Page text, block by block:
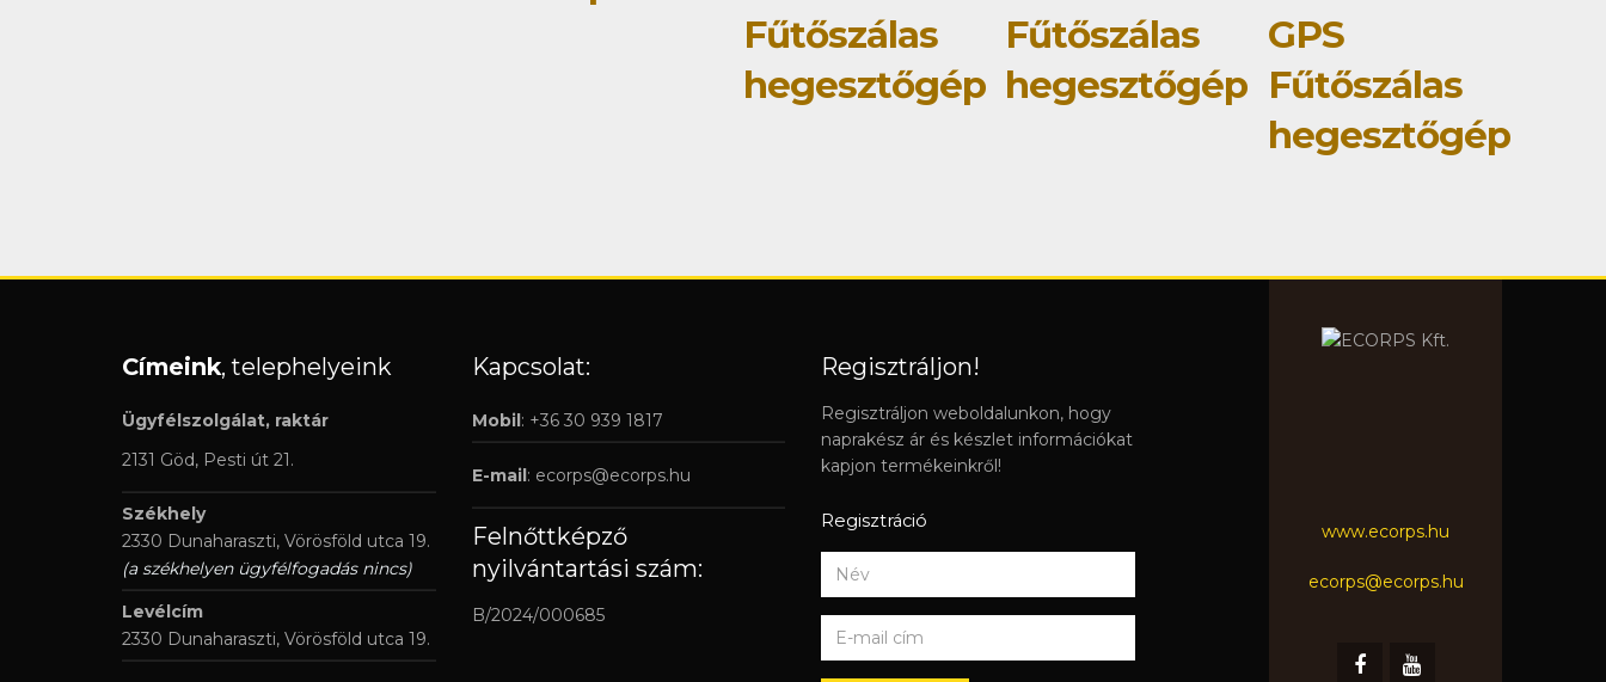
Fűtőszálas
hegesztőgép
Fűtőszálas
hegesztőgép
GPS
Fűtőszálas
hegesztőgép
Címeink, telephelyeink
Ügyfélszolgálat, raktár
2131 Göd, Pesti út 21.
Székhely
2330 Dunaharaszti, Vörösföld utca 19.
(a székhelyen ügyfélfogadás nincs)
Levélcím
2330 Dunaharaszti, Vörösföld utca 19.
Kapcsolat:
Mobil: +36 30 939 1817
E-mail: ecorps@ecorps.hu
Felnőttképző
nyilvántartási szám:
B/2024/000685
Regisztráljon!
Regisztráljon weboldalunkon, hogy
naprakész ár és készlet információkat
kapjon termékeinkről!
Regisztráció www.ecorps.hu
ecorps@ecorps.hu